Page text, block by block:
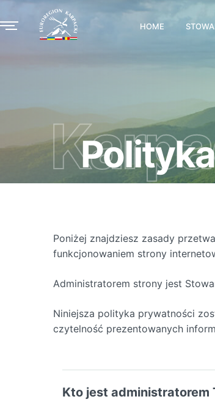
HOME
Poniżej znajdziesz zasady
funkcjonowaniem strony
Administratorem strony jest
Niniejsza polityka prywatności
czytelność prezentowanych
Kto jest administratorem